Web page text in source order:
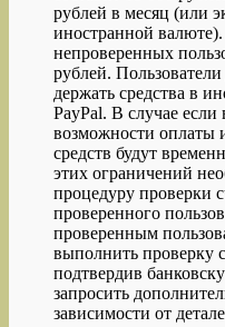
рублей в месяц (или
иностранной
непроверенных
рублей.
держать средства в
PayPal. В случае
возможности оплаты
средств будут
этих ограничений
процедуру проверки
проверенного
проверенным
выполнить проверку
подтвердив
запросить
зависимости от